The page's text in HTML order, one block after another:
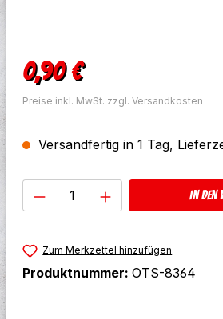
Regulärer Preis:
0,90 €
Preise inkl. MwSt. zzgl. Versandkosten
Versandfertig in 1 Tag,
Produkt Anzahl: GibIn den
Zum Merkzettel hinzufügen
Produktnummer: OTS-8364